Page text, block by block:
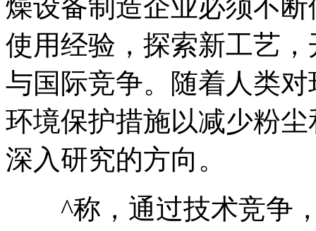
燥设备制造企业必须不
使用经验，探索新工艺
与国际竞争。随着人类
环境保护措施以减少粉
深入研究的方向。
^称，通过技术竞争，